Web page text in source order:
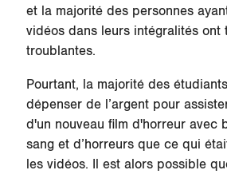
et la majorité des personnes
vidéos dans leurs intégralités ont
troublantes.
Pourtant, la majorité des
dépenser de l’argent pour
d'un nouveau film d'horreur avec
sang et d’horreurs que ce qui
les vidéos. Il est alors possible